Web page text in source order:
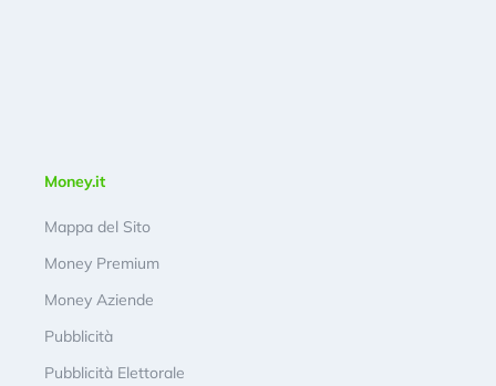
Money.it
Mappa del Sito
Money Premium
Money Aziende
Pubblicità
Pubblicità Elettorale